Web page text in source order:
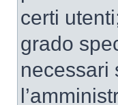
certi
grado
necessari